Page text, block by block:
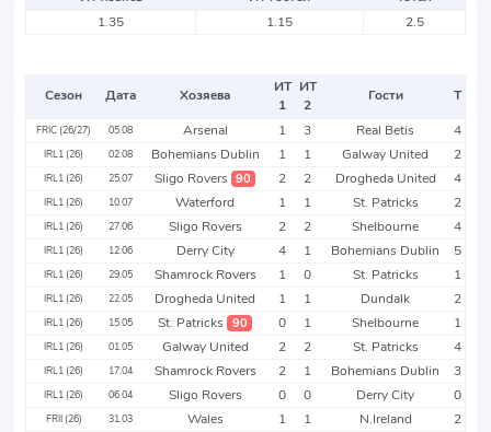
1.35
1.15 2.5
Сезон Дата Хозяева
ИТ
1
ИТ
2
Гости Т
FRIC (26/27) 05.08 Arsenal 1 3 Real Betis 4
IRL1 (26) 02.08 Bohemians Dublin 1 1 Galway United 2
IRL1 (26) 25.07 Sligo Rovers 90 2 2 Drogheda United 4
IRL1 (26) 10.07 Waterford 1 1 St. Patricks 2
IRL1 (26) 27.06 Sligo Rovers 2 2 Shelbourne 4
IRL1 (26) 12.06 Derry City 4 1 Bohemians Dublin 5
IRL1 (26) 29.05 Shamrock Rovers 1 0 St. Patricks 1
IRL1 (26) 22.05 Drogheda United 1 1 Dundalk 2
IRL1 (26) 15.05 St. Patricks 90 0 1 Shelbourne 1
IRL1 (26) 01.05 Galway United 2 2 St. Patricks 4
IRL1 (26) 17.04 Shamrock Rovers 2 1 Bohemians Dublin 3
IRL1 (26) 06.04 Sligo Rovers 0 0 Derry City 0
FRII (26) 31.03 Wales 1 1 N.Ireland 2